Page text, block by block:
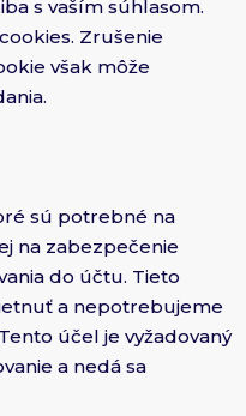
s vaším súhlasom.
Zrušenie
však môže
sú potrebné na
na zabezpečenie
do účtu. Tieto
a nepotrebujeme
účel je vyžadovaný
a nedá sa